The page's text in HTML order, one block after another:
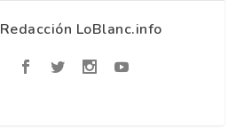
Redacción LoBlanc.info